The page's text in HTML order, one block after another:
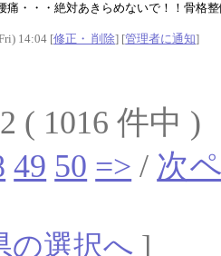
痛・・・絶対あきらめないで！！骨格
14:04 [修正・ 削除] [管理者に通知]
( 1016 件
49 50 => / 次
の選択へ ] [